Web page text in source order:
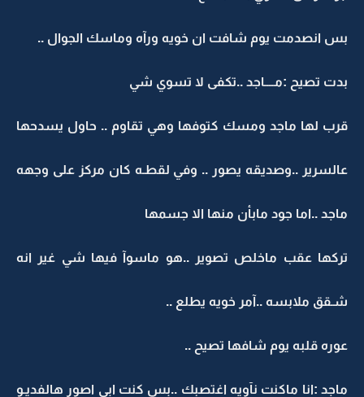
بس انصدمت يوم شافت ان خويه ورآه وماسك الجوال ..
بدت تصيح :مــــاجد ..تكفى لا تسوي شي
قرب لها ماجد ومسك كتوفها وهي تقاوم .. حاول يسدحها
عالسرير ..وصديقه يصور .. وفي لقطـه كان مركز على وجهه
ماجد ..اما جود مابأن منها الا جسمها
تركها عقب ماخلص تصوير ..هو ماسوآ فيها شي غير انه
شـقق ملابسه ..آمر خويه يطلع ..
عوره قلبه يوم شافها تصيح ..
ماجد :انا ماكنت نآويه اغتصبك ..بس كنت ابي اصور هالفديـو